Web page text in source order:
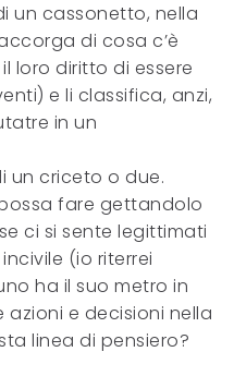
un cassonetto, nella
di cosa c’è
loro diritto di essere
e li classifica, anzi,
in un
un criceto o due.
fare gettandolo
ci si sente legittimati
(io riterrei
ha il suo metro in
e decisioni nella
linea di pensiero?